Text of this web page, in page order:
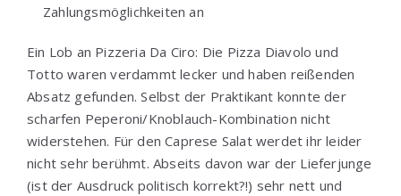
Zahlungsmöglichkeiten an
Ein Lob an Pizzeria Da Ciro: Die Pizza Diavolo und
Totto waren verdammt lecker und haben reißenden
Absatz gefunden. Selbst der Praktikant konnte der
scharfen Peperoni/Knoblauch-Kombination nicht
widerstehen. Für den Caprese Salat werdet ihr leider
nicht sehr berühmt. Abseits davon war der Lieferjunge
(ist der Ausdruck politisch korrekt?!) sehr nett und